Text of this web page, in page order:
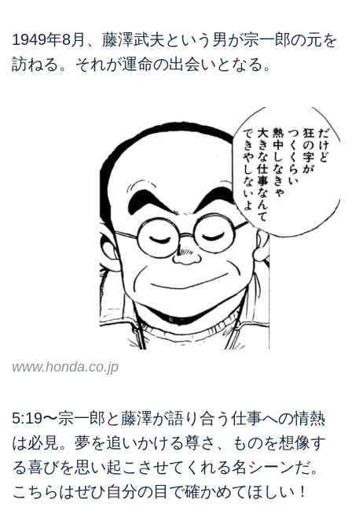
1949年8月、藤澤武夫という男が宗一郎の元を
訪ねる。それが運命の出会いとなる。
www.honda.co.jp
5:19〜宗一郎と藤澤が語り合う仕事への情熱
は必見。夢を追いかける尊さ、ものを想像す
る喜びを思い起こさせてくれる名シーンだ。
こちらはぜひ自分の目で確かめてほしい！